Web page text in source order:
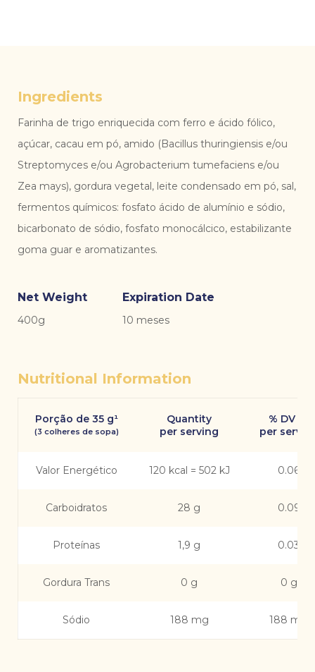
Ingredients
Farinha de trigo enriquecida com ferro e ácido fólico,
açúcar, cacau em pó, amido (Bacillus thuringiensis e/ou
Streptomyces e/ou Agrobacterium tumefaciens e/ou
Zea mays), gordura vegetal, leite condensado em pó, sal,
fermentos químicos: fosfato ácido de alumínio e sódio,
bicarbonato de sódio, fosfato monocálcico, estabilizante
goma guar e aromatizantes.
Net Weight
400g
Expiration Date
10 meses
Nutritional Information
Porção de 35 g¹
(3 colheres de sopa)
Quantity
per serving
% DV (*)
per
Valor Energético 120 kcal = 502 kJ 0.06
Carboidratos 28 g 0.09
Proteínas 1,9 g 0.03
Gordura Trans 0 g 0 g
Sódio 188 mg 188 mg